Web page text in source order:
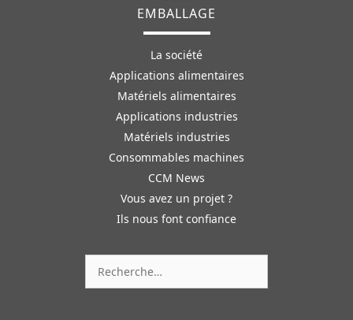
EMBALLAGE
La société
Applications alimentaires
Matériels alimentaires
Applications industries
Matériels industries
Consommables machines
CCM News
Vous avez un projet ?
Ils nous font confiance